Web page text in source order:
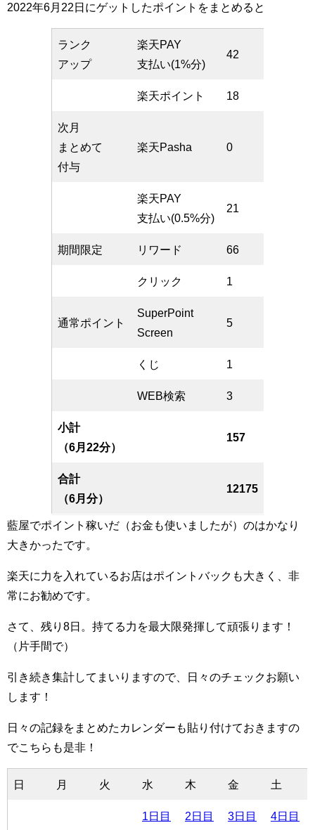
2022年6月22日にゲットしたポイントをまとめると
ランク
アップ
楽天PAY
支払い(1%分)
42
楽天ポイント 18
次月
まとめて
付与
楽天Pasha 0
楽天PAY
支払い(0.5%分)
21
期間限定 リワード 66
クリック 1
通常ポイント
SuperPoint
Screen
5
くじ 1
WEB検索 3
小計
（6月22分）
157
合計
（6月分）
12175
藍屋でポイント稼いだ（お金も使いましたが）のはかなり
大きかったです。
楽天に力を入れているお店はポイントバックも大きく、非
常にお勧めです。
さて、残り8日。持てる力を最大限発揮して頑張ります！
（片手間で）
引き続き集計してまいりますので、日々のチェックお願い
します！
日々の記録をまとめたカレンダーも貼り付けておきますの
でこちらも是非！
日 月 火 水 木 金 土
1日目 2日目 3日目 4日目